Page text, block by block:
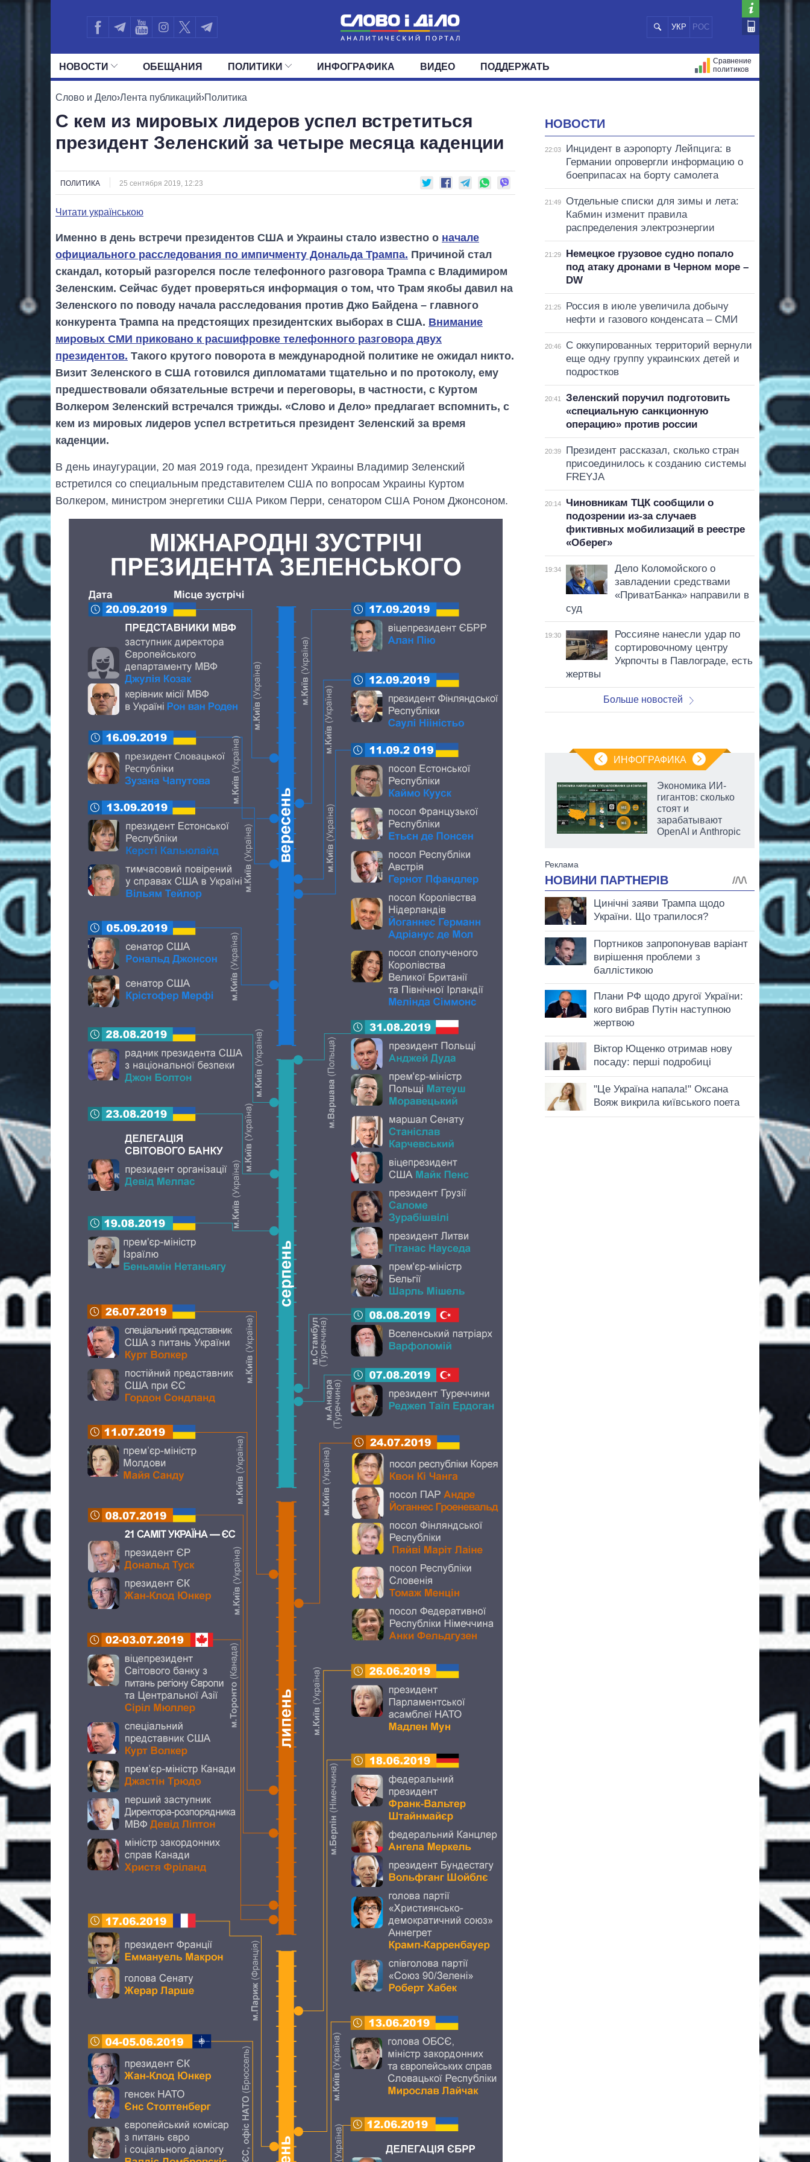
УКР РОС
НОВОСТИ
ПОЛИТИКА ЭКОНОМИКА ОБЩЕСТВО
ОБЕЩАНИЯ ПОЛИТИКИ
ВСЕ ПОЛИТИКИ ПРЕЗИДЕНТ И ОФИС
ДЕПУТАТЫ КОМИТЕТЫ ФРАКЦИИ ОКРУГА
ИНФОГРАФИКА ВИДЕО ПОДДЕРЖАТЬ
Сравнение
политиков
Слово и Дело›Лента публикаций›Политика
С кем из мировых лидеров успел встретиться
президент Зеленский за четыре месяца каденции
ПОЛИТИКА 25 сентября 2019, 12:23
Читати українською
Именно в день встречи президентов США и Украины стало известно о начале
официального расследования по импичменту Дональда Трампа. Причиной стал
скандал, который разгорелся после телефонного разговора Трампа с Владимиром
Зеленским. Сейчас будет проверяться информация о том, что Трам якобы давил на
Зеленского по поводу начала расследования против Джо Байдена – главного
конкурента Трампа на предстоящих президентских выборах в США. Внимание
мировых СМИ приковано к расшифровке телефонного разговора двух
президентов. Такого крутого поворота в международной политике не ожидал никто.
Визит Зеленского в США готовился дипломатами тщательно и по протоколу, ему
предшествовали обязательные встречи и переговоры, в частности, с Куртом
Волкером Зеленский встречался трижды. «Слово и Дело» предлагает вспомнить, с
кем из мировых лидеров успел встретиться президент Зеленский за время
каденции.
В день инаугурации, 20 мая 2019 года, президент Украины Владимир Зеленский
встретился со специальным представителем США по вопросам Украины Куртом
Волкером, министром энергетики США Риком Перри, сенатором США Роном Джонсоном.
НОВОСТИ
22:03
Инцидент в аэропорту Лейпцига: в
Германии опровергли информацию о
боеприпасах на борту самолета
21:49
Отдельные списки для зимы и лета:
Кабмин изменит правила
распределения электроэнергии
21:29
Немецкое грузовое судно попало
под атаку дронами в Черном море –
DW
21:25
Россия в июле увеличила добычу
нефти и газового конденсата – СМИ
20:46
С оккупированных территорий вернули
еще одну группу украинских детей и
подростков
20:41
Зеленский поручил подготовить
«специальную санкционную
операцию» против россии
20:39
Президент рассказал, сколько стран
присоединилось к созданию системы
FREYJA
20:14
Чиновникам ТЦК сообщили о
подозрении из-за случаев
фиктивных мобилизаций в реестре
«Оберег»
19:34
Дело Коломойского о
завладении средствами
«ПриватБанка» направили в
суд
19:30
Россияне нанесли удар по
сортировочному центру
Укрпочты в Павлограде, есть
жертвы
Больше новостей
ИНФОГРАФИКА
изменилось
количество
поступающих в
бакалавриат,
магистратуру и
аспирантуру
Экономика ИИ-
гигантов: сколько
стоят и
зарабатывают
OpenAI и Anthropic